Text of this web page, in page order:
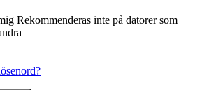
Rekommenderas inte på datorer som